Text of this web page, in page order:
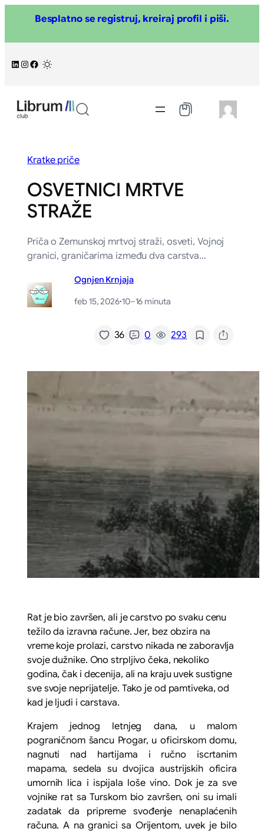
sadržaj
Besplatno se registruj, kreiraj profil i piši.
LinkedIn
Instagram
Facebook
Kratke priče
OSVETNICI MRTVE
STRAŽE
Priča o Zemunskoj mrtvoj straži, osveti, Vojnoj
granici, graničarima između dva carstva…
Ognjen Krnjaja
feb 15, 2026·10–16 minuta
36 0 293/
Rat je bio završen, ali je carstvo po svaku cenu
težilo da izravna račune. Jer, bez obzira na
vreme koje prolazi, carstvo nikada ne zaboravlja
svoje dužnike. Ono strpljivo čeka, nekoliko
godina, čak i decenija, ali na kraju uvek sustigne
sve svoje neprijatelje. Tako je od pamtiveka, od
kad je ljudi i carstava.
Krajem jednog letnjeg dana, u malom
pograničnom šancu Progar, u oficirskom domu,
nagnuti nad hartijama i ručno iscrtanim
mapama, sedela su dvojica austrijskih oficira
umornih lica i ispijala loše vino. Dok je za sve
vojnike rat sa Turskom bio završen, oni su imali
zadatak da pripreme svođenje nenaplaćenih
računa. A na granici sa Orijentom, uvek je bilo